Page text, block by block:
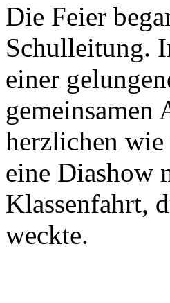
Die Feier
Schulleitung.
einer
gemeinsamen
herzlichen
eine Diashow
Klassenfahrt,
weckte.